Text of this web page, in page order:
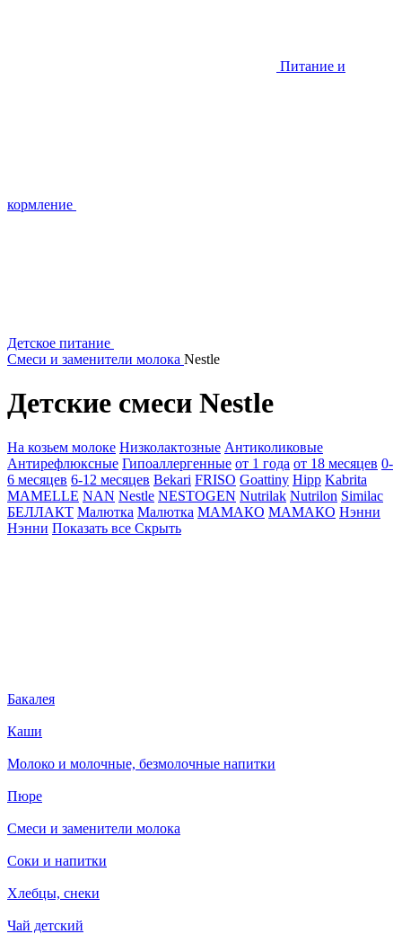
Питание и
кормление
Детское питание
Смеси и заменители молока Nestle
Детские смеси Nestle
На козьем молоке Низколактозные Антиколиковые
Антирефлюксные Гипоаллергенные от 1 года от 18 месяцев 0-
6 месяцев 6-12 месяцев Bekari FRISO Goattiny Hipp Kabrita
MAMELLE NAN Nestle NESTOGEN Nutrilak Nutrilon Similac
БЕЛЛАКТ Малютка Малютка МАМАКО МАМАКО Нэнни
Нэнни Показать все Скрыть
Бакалея
Каши
Молоко и молочные, безмолочные напитки
Пюре
Смеси и заменители молока
Соки и напитки
Хлебцы, снеки
Чай детский